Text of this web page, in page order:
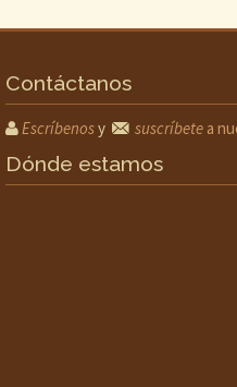
Contáctanos
Escríbenosy suscríbete a
Dónde estamos